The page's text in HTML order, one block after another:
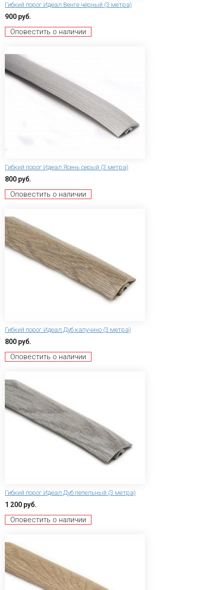
Гибкий порог Идеал Венге чёрный (3 метра)
900 руб.
Оповестить о наличии
Гибкий порог Идеал Ясень серый (3 метра)
800 руб.
Оповестить о наличии
Гибкий порог Идеал Дуб капучино (3 метра)
800 руб.
Оповестить о наличии
Гибкий порог Идеал Дуб пепельный (3 метра)
1 200 руб.
Оповестить о наличии